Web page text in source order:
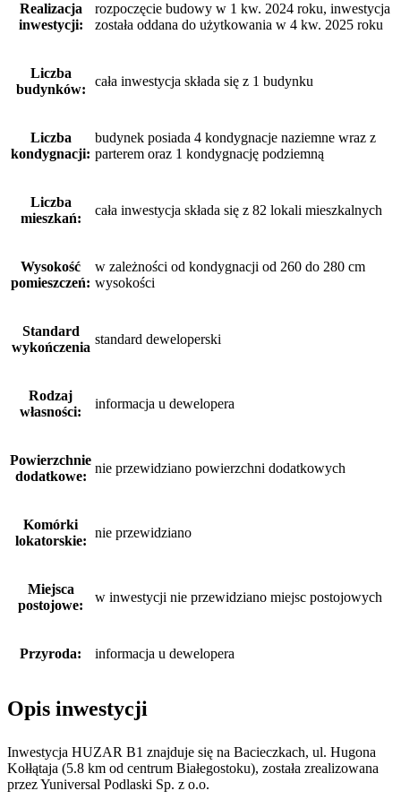
Realizacja
inwestycji:
rozpoczęcie budowy w 1 kw. 2024 roku, inwestycja
została oddana do użytkowania w 4 kw. 2025 roku
Liczba
budynków:
cała inwestycja składa się z 1 budynku
Liczba
kondygnacji:
budynek posiada 4 kondygnacje naziemne wraz z
parterem oraz 1 kondygnację podziemną
Liczba
mieszkań:
cała inwestycja składa się z 82 lokali mieszkalnych
Wysokość
pomieszczeń:
w zależności od kondygnacji od 260 do 280 cm
wysokości
Standard
wykończenia
standard deweloperski
Rodzaj
własności:
informacja u dewelopera
Powierzchnie
dodatkowe:
nie przewidziano powierzchni dodatkowych
Komórki
lokatorskie:
nie przewidziano
Miejsca
postojowe:
w inwestycji nie przewidziano miejsc postojowych
Przyroda: informacja u dewelopera
Opis inwestycji
Inwestycja HUZAR B1 znajduje się na Bacieczkach, ul. Hugona
Kołłątaja (5.8 km od centrum Białegostoku), została zrealizowana
przez Yuniversal Podlaski Sp. z o.o.